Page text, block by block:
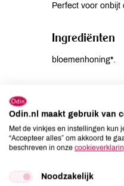
Perfect voor
Ingrediënten
bloemenhoning*.
Aardnoten
Ei
Gluten
Lupine
Odin.nl maakt gebruik van
Met de vinkjes en instellingen kun
“Accepteer alles” om akkoord te
beschreven in onze
Noodzakelijk